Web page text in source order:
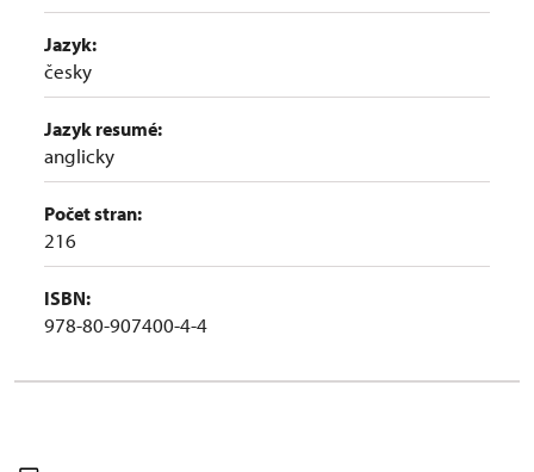
Jazyk:
česky
Jazyk resumé:
anglicky
Počet stran:
216
ISBN:
978-80-907400-4-4